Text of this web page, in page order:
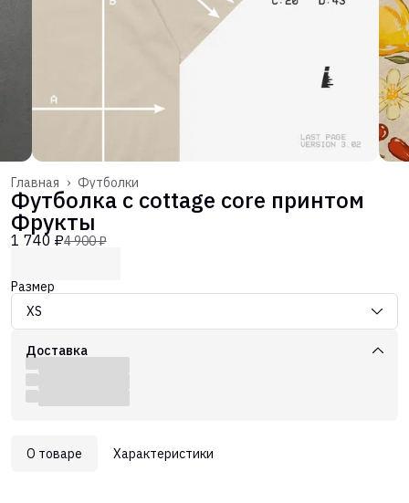
Футболки
Главная ›
Футболка с cottage core принтом
Фрукты
1 740 ₽4 900 ₽
Размер
XS
Доставка
О товаре Характеристики